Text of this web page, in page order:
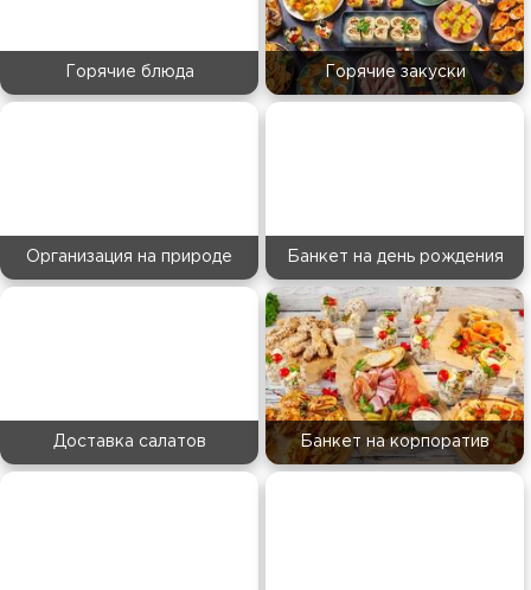
Горячие блюда Горячие закуски
Организация на природе Банкет на день рождения
Доставка салатов Банкет на корпоратив